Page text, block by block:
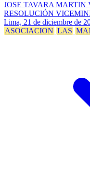
JOSE TAVARA MARTIN
RESOLUCIÓN
Lima, 21 de diciembre de
ASOCIACION LAS